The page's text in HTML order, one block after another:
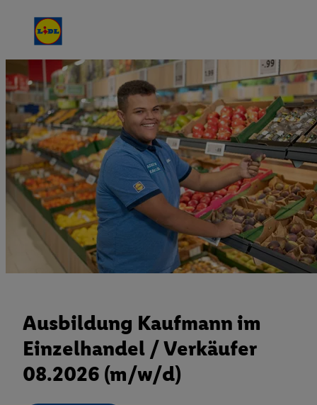
Ausbildung Kaufmann im
Einzelhandel / Verkäufer
08.2026 (m/w/d)